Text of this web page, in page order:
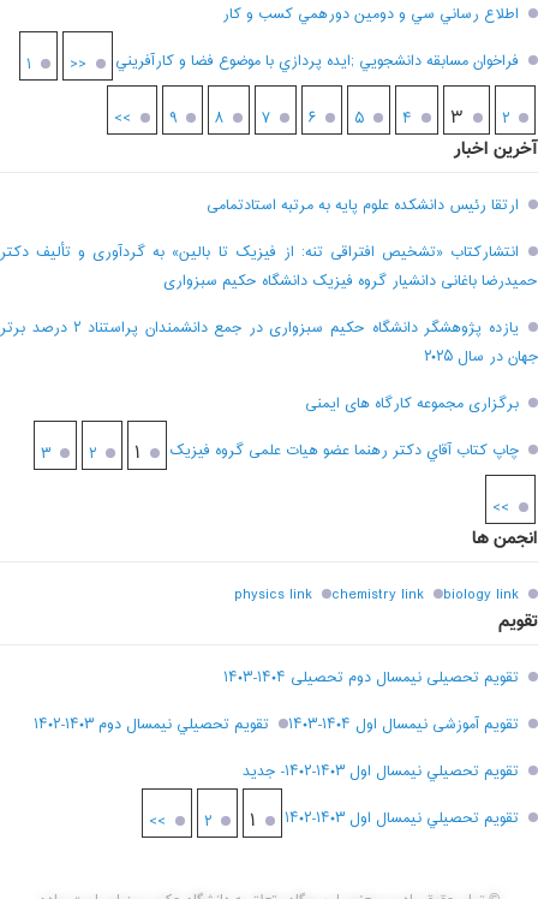
اطلاع رساني سي و دومين دورهمي کسب و کار
فراخوان مسابقه دانشجويي ;ايده پردازي با موضوع فضا و کارآفريني
<< ۱
۲ ۳ ۴ ۵ ۶ ۷ ۸ ۹ >>
آخرین اخبار
ارتقا رئیس دانشکده علوم پایه به مرتبه استادتمامی
انتشارکتاب «تشخیص افتراقی تنه: از فیزیک تا بالین» به گردآوری و تألیف دکتر
حمیدرضا باغانی دانشیار گروه فیزیک دانشگاه حکیم سبزواری
یازده پژوهشگر دانشگاه حکیم سبزواری در جمع دانشمندان پراستناد ۲ درصد برتر
جهان در سال ۲۰۲۵
برگزاری مجموعه کارگاه های ایمنی
چاپ کتاب آقاي دکتر رهنما عضو هیات علمی گروه فیزیک
۱ ۲ ۳
>>
انجمن ها
biology link
chemistry link
physics link
تقویم
تقویم تحصیلی نیمسال دوم تحصیلی ۱۴۰۴-۱۴۰۳
تقویم آموزشی نیمسال اول ۱۴۰۴-۱۴۰۳
تقويم تحصيلي نيمسال دوم ۱۴۰۳-۱۴۰۲
تقويم تحصيلي نيمسال اول ۱۴۰۳-۱۴۰۲- جديد
تقويم تحصيلي نيمسال اول ۱۴۰۳-۱۴۰۲
۱ ۲ >>